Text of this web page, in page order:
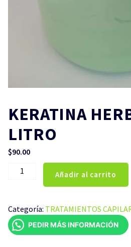
KERATINA
LITRO
$90.00
KERATINA
LITRO
cantidad
Añadir al carrito
Categoría: TRATAMIENTOS
PEDIR MÁS INFORMACIÓN